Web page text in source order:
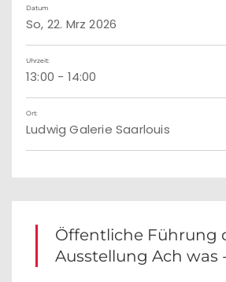
Datum
So, 22. Mrz 2026
Uhrzeit:
13:00 - 14:00
Ort:
Ludwig Galerie Saarlouis
Öffentliche Führung
Ausstellung Ach was